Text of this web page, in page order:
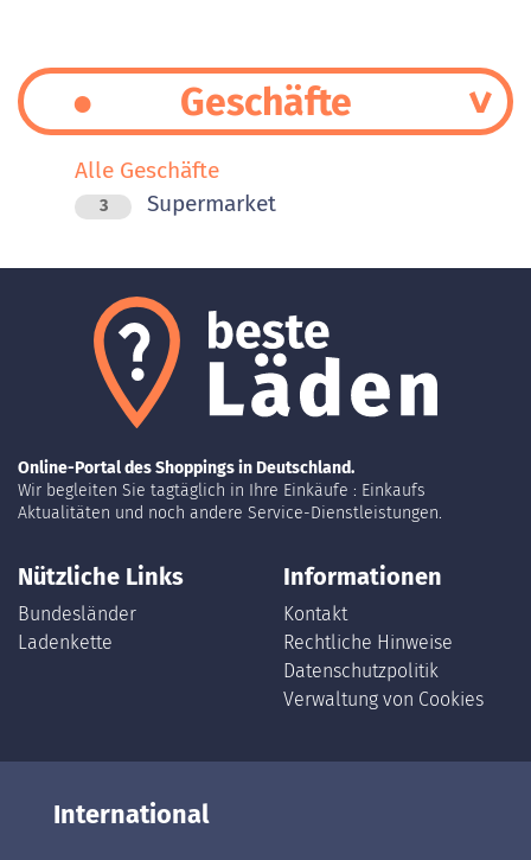
Geschäfte
Alle Geschäfte
3 Supermarket
Online-Portal des Shoppings in Deutschland.
Wir begleiten Sie tagtäglich in Ihre Einkäufe : Einkaufs
Aktualitäten und noch andere Service-Dienstleistungen.
Nützliche Links
Bundesländer
Ladenkette
Informationen
Kontakt
Rechtliche Hinweise
Datenschutzpolitik
Verwaltung von Cookies
International